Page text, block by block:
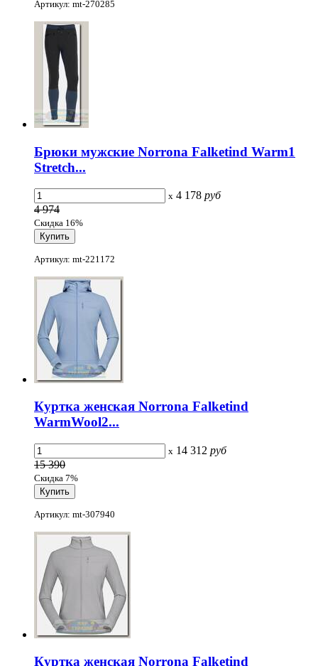
Артикул: mt-270285
Брюки мужские Norrona Falketind Warm1
Stretch...
x 4 178 руб
4 974
Скидка 16%
Артикул: mt-221172
Куртка женская Norrona Falketind
WarmWool2...
x 14 312 руб
15 390
Скидка 7%
Артикул: mt-307940
Куртка женская Norrona Falketind